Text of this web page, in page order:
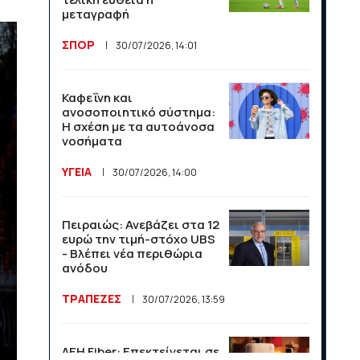
άνοδος σε αφίξεις και
έσοδα το πρώτο
Οι ΗΠΑ κλιμακώνουν τη
σύγκρουση με το Διεθνές
Ποινικό Δικαστήριο
ΔΙΕΘΝΗ 16/07/2026, 11:10
120 εκατομμύρια και ένα
μπλε τικ: η Ευρώπη δείχνει
στον Μασκ τη ρυθμιστική
της δύναμη
ΔΙΕΘΝΗ 16/07/2026, 11:09
Η κλήρωση της Super
μεταγραφή
ΣΠΟΡ 30/07/2026, 14:01
Καφεΐνη και
ανοσοποιητικό σύστημα:
Η σχέση με τα αυτοάνοσα
νοσήματα
ΥΓΕΙΑ 30/07/2026, 14:00
Πειραιώς: Ανεβάζει στα 12
ευρώ την τιμή-στόχο UBS
- Βλέπει νέα περιθώρια
ανόδου
ΤΡΑΠΕΖΕΣ 30/07/2026, 13:59
ΔΕΗ Fiber: Επεκτείνεται σε